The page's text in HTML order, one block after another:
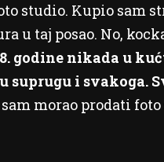
studio. Kupio sam
u taj posao. No,
godine nikada u
suprugu i svakoga.
morao prodati